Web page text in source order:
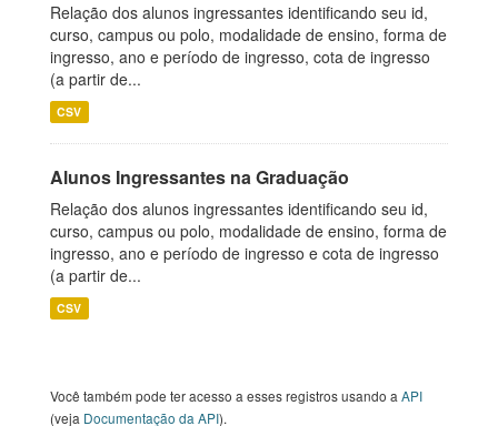
Relação dos alunos ingressantes identificando seu id,
curso, campus ou polo, modalidade de ensino, forma de
ingresso, ano e período de ingresso, cota de ingresso
(a partir de...
CSV
Alunos Ingressantes na Graduação
Relação dos alunos ingressantes identificando seu id,
curso, campus ou polo, modalidade de ensino, forma de
ingresso, ano e período de ingresso e cota de ingresso
(a partir de...
CSV
Você também pode ter acesso a esses registros usando a API
(veja Documentação da API).